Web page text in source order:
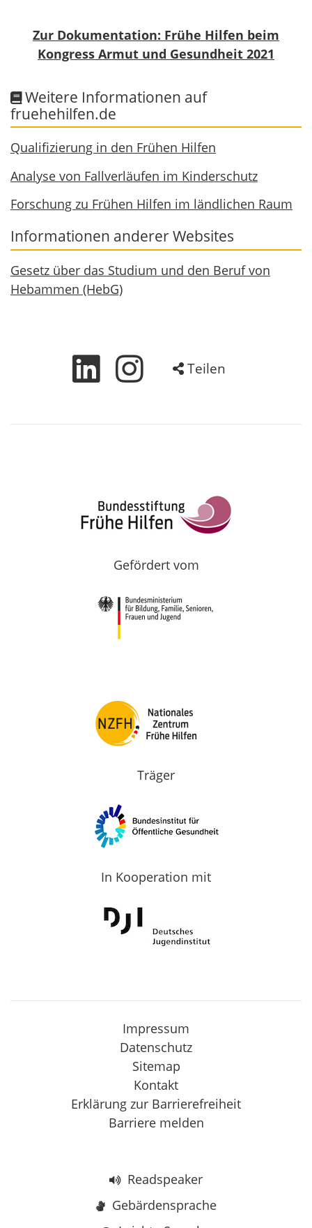
Zur Dokumentation: Frühe Hilfen beim
Kongress Armut und Gesundheit 2021
Weitere Informationen auf
fruehehilfen.de
Qualifizierung in den Frühen Hilfen
Analyse von Fallverläufen im Kinderschutz
Forschung zu Frühen Hilfen im ländlichen Raum
Informationen anderer Websites
Gesetz über das Studium und den Beruf von
Hebammen (HebG)
Teilen
Gefördert vom
Träger
In Kooperation mit
Impressum
Datenschutz
Sitemap
Kontakt
Erklärung zur Barrierefreiheit
Barriere melden
Readspeaker
Gebärdensprache